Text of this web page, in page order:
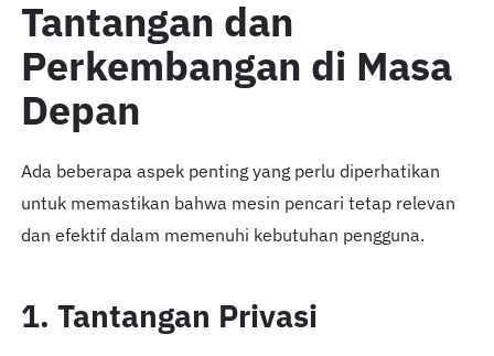
Tantangan dan
Perkembangan di Masa
Depan
Ada beberapa aspek penting yang perlu diperhatikan
untuk memastikan bahwa mesin pencari tetap relevan
dan efektif dalam memenuhi kebutuhan pengguna.
1. Tantangan Privasi